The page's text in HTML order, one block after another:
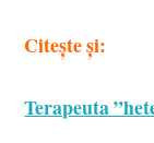
Citește și:
Terapeuta